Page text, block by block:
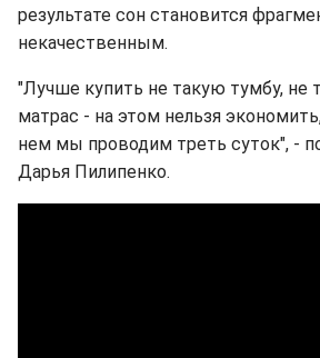
результате сон становится
некачественным.
"Лучше купить не такую тумбу, не
матрас - на этом нельзя
нем мы проводим треть суток", -
Дарья Пилипенко.